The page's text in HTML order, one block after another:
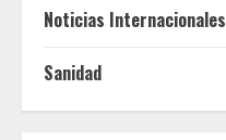
Noticias Internacionales
Sanidad